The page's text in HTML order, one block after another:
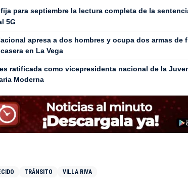
para septiembre la lectura completa de la
5G
apresa a dos hombres y ocupa dos armas de
en La Vega
ratificada como vicepresidenta nacional de la
Moderna
TRÁNSITO VILLA RIVA